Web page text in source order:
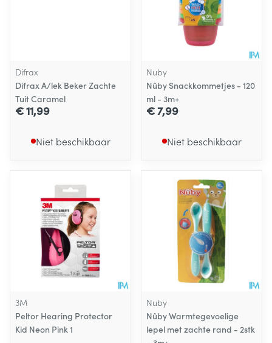
Difrax
Difrax A/lek Beker Zachte
Tuit Caramel
€ 11,99
Niet beschikbaar
Nuby
Nûby Snackkommetjes - 120
ml - 3m+
€ 7,99
Niet beschikbaar
3M
Peltor Hearing Protector
Kid Neon Pink 1
Nuby
Nûby Warmtegevoelige
lepel met zachte rand - 2stk